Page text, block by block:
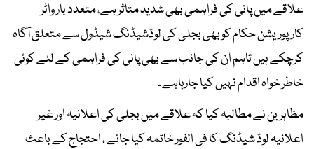
علاقے میں پانی کی فراہمی بھی شدید متاثر ہے، متعدد بار واٹر
کارپوریشن حکام کو بھی بجلی کی لوڈشیڈنگ شیڈول سے متعلق آگاہ
کرچکے ہیں تاہم ان کی جانب سے بھی پانی کی فراہمی کے لئے کوئی
خاطر خواہ اقدام نہیں کیا جارہاہے۔
مظاہرین نے مطالبہ کیا کہ علاقے میں بجلی کی اعلانیہ اور غیر
اعلانیہ لوڈ شیڈنگ کا فی الفور خاتمہ کیا جائے ، احتجاج کے باعث